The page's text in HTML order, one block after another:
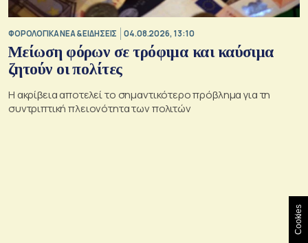
ΦΟΡΟΛΟΓΙΚΑ ΝΕΑ & EΙΔΗΣΕΙΣ 04.08.2026, 13:10
Μείωση φόρων σε τρόφιμα και καύσιμα
ζητούν οι πολίτες
Η ακρίβεια αποτελεί το σημαντικότερο πρόβλημα για τη
συντριπτική πλειονότητα των πολιτών
Cookies